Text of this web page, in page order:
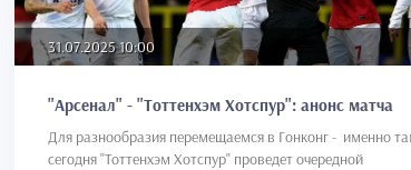
31.07.2025 10:00
"Арсенал" - "Тоттенхэм Хотспур": анонс матча
Для разнообразия перемещаемся в Гонконг - именно
сегодня "Тоттенхэм Хотспур" проведет очередной